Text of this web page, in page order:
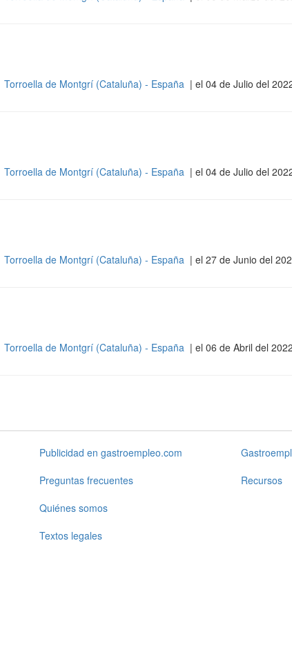
Torroella de Montgrí (Cataluña) - España | el 04 de Julio del
Torroella de Montgrí (Cataluña) - España | el 04 de Julio del
Torroella de Montgrí (Cataluña) - España | el 27 de Junio del
Torroella de Montgrí (Cataluña) - España | el 06 de Abril del 2022
Publicidad en gastroempleo.com
Preguntas frecuentes
Quiénes somos
Textos legales
Recursos